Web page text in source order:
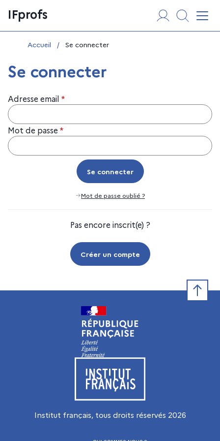
au
contenu
IFprofs
Vous êtes ici :
Accueil / Se connecter
Se connecter
Adresse email *
Mot de passe *
Se connecter
Se connecter
Mot de passe oublié ?
Pas encore inscrit(e) ?
Créer un compte
Visiter le site de l’Institut français
Institut français, tous droits réservés 2026